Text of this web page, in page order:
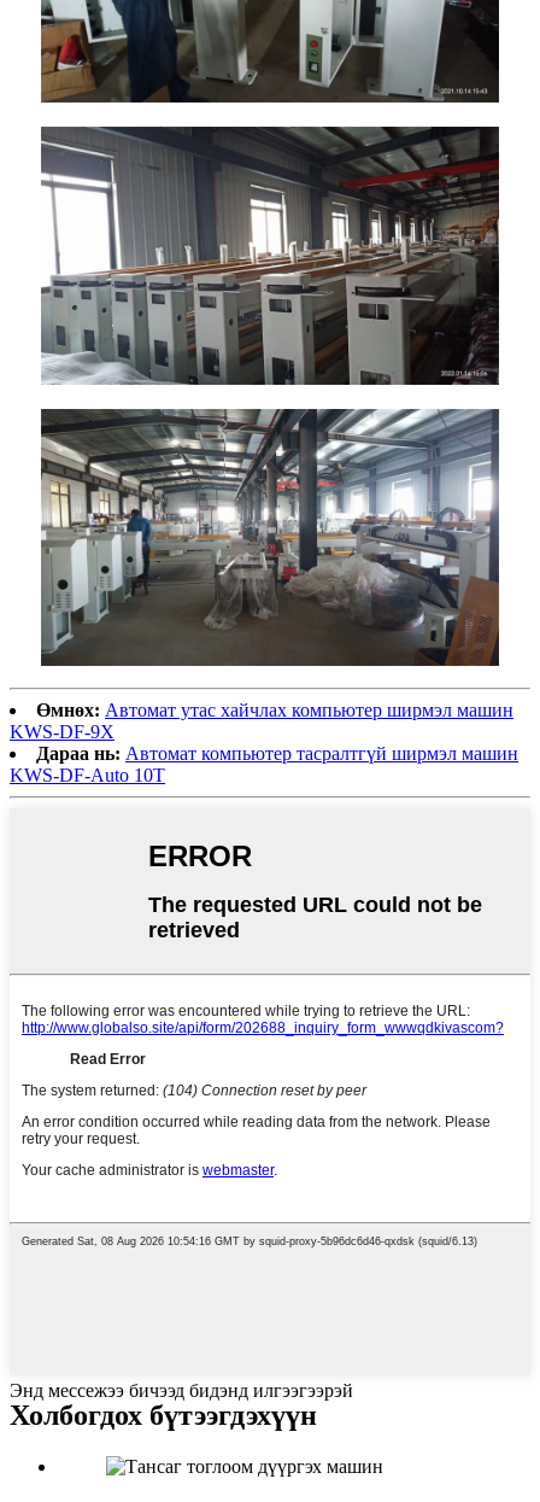
Өмнөх: Автомат утас хайчлах компьютер ширмэл машин
KWS-DF-9X
Дараа нь: Автомат компьютер тасралтгүй ширмэл машин
KWS-DF-Auto 10T
Энд мессежээ бичээд бидэнд илгээгээрэй
Холбогдох бүтээгдэхүүн